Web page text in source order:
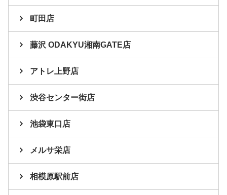
町田店
藤沢 ODAKYU湘南GATE店
アトレ上野店
渋谷センター街店
池袋東口店
メルサ栄店
相模原駅前店